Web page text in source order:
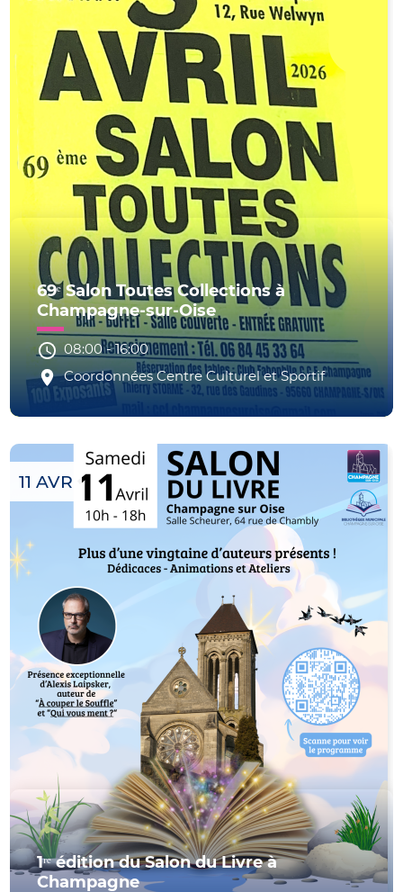
69ᵉ Salon Toutes Collections à
Champagne-sur-Oise
08:00-16:00
Coordonnées Centre Culturel et Sportif
11 AVR
1ʳᵉ édition du Salon du Livre à
Champagne